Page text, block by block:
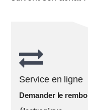
Service en ligne
Demander le